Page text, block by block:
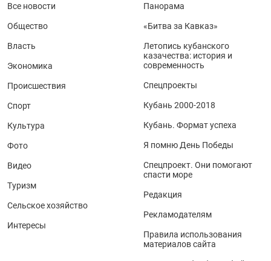
Все новости
Общество
Власть
Экономика
Происшествия
Спорт
Культура
Фото
Видео
Туризм
Сельское хозяйство
Интересы
Панорама
«Битва за Кавказ»
Летопись кубанского
казачества: история и
современность
Спецпроекты
Кубань 2000-2018
Кубань. Формат успеха
Я помню День Победы
Спецпроект. Они помогают
спасти море
Редакция
Рекламодателям
Правила использования
материалов сайта